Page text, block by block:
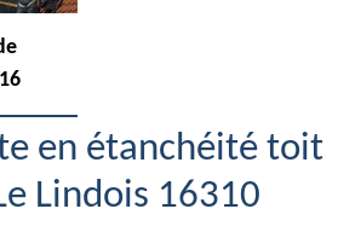
en étanchéité toit
Lindois 16310